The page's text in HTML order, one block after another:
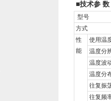
■技术参 数
型号
方式
性
能
使用温
温度分
温度波
温度分
往复振
往复频